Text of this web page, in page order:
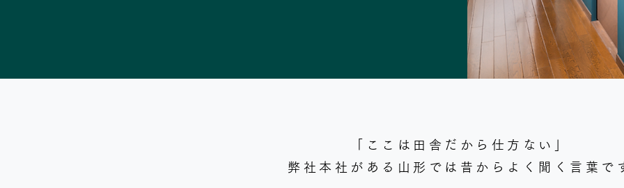
「ここは田舎だから仕方ない」
弊社本社がある山形では昔からよく聞く言葉で